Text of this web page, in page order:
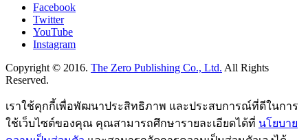
Facebook
Twitter
YouTube
Instagram
Copyright © 2016. The Zero Publishing Co., Ltd. All Rights
Reserved.
เราใช้คุกกี้เพื่อพัฒนาประสิทธิภาพ และประสบการณ์ที่ดีในการ
ใช้เว็บไซต์ของคุณ คุณสามารถศึกษารายละเอียดได้ที่ นโยบาย